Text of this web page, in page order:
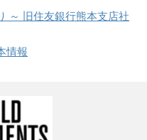
～ 旧住友銀行熊本支店社
情報